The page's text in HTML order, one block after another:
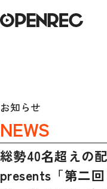
お知らせ
NEWS
総勢40名超えの
presents「第二